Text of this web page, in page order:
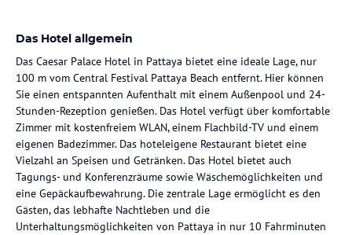
Das Hotel allgemein
Das Caesar Palace Hotel in Pattaya bietet eine ideale Lage, nur
100 m vom Central Festival Pattaya Beach entfernt. Hier können
Sie einen entspannten Aufenthalt mit einem Außenpool und 24-
Stunden-Rezeption genießen. Das Hotel verfügt über komfortable
Zimmer mit kostenfreiem WLAN, einem Flachbild-TV und einem
eigenen Badezimmer. Das hoteleigene Restaurant bietet eine
Vielzahl an Speisen und Getränken. Das Hotel bietet auch
Tagungs- und Konferenzräume sowie Wäschemöglichkeiten und
eine Gepäckaufbewahrung. Die zentrale Lage ermöglicht es den
Gästen, das lebhafte Nachtleben und die
Unterhaltungsmöglichkeiten von Pattaya in nur 10 Fahrminuten